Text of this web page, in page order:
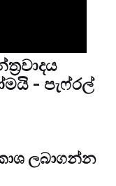
- පැෆ්රල්
ලබාගන්න